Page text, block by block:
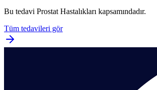
Bu tedavi Prostat Hastalıkları kapsamındadır.
Tüm tedavileri gör